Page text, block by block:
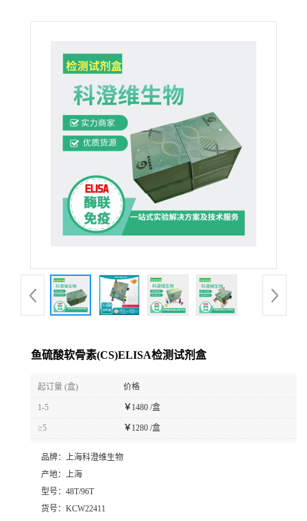
鱼硫酸软骨素(CS)ELISA检测试剂盒
起订量 (盒) 价格
1-5 ￥1480 /盒
≥5 ￥1280 /盒
品牌：
上海科澄维生物
产地：
上海
型号： 48T/96T
货号： KCW22411